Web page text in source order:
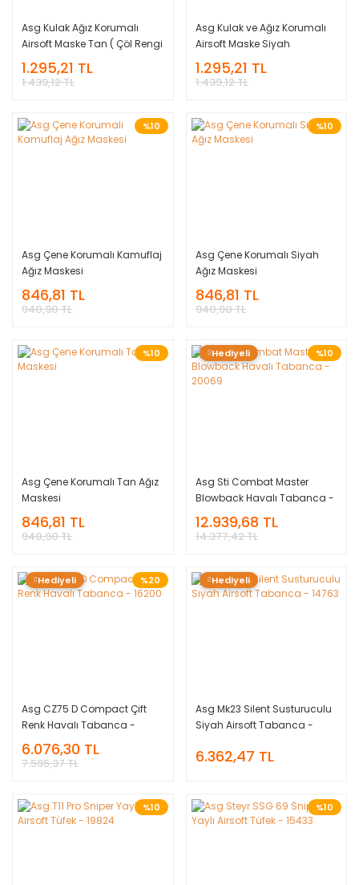
Asg Kulak Ağız Korumalı
Airsoft Maske Tan ( Çöl Rengi
)
1.295,21 TL
1.439,12 TL
Asg Kulak ve Ağız Korumalı
Airsoft Maske Siyah
1.295,21 TL
1.439,12 TL
%10
Asg Çene Korumalı Kamuflaj
Ağız Maskesi
846,81 TL
940,90 TL
%10
Asg Çene Korumalı Siyah
Ağız Maskesi
846,81 TL
940,90 TL
%10
Asg Çene Korumalı Tan Ağız
Maskesi
846,81 TL
940,90 TL
%10
Hediyeli
Asg Sti Combat Master
Blowback Havalı Tabanca -
20069
12.939,68 TL
14.377,42 TL
%20
Hediyeli
Asg CZ75 D Compact Çift
Renk Havalı Tabanca -
16200
6.076,30 TL
7.595,37 TL
Hediyeli
Asg Mk23 Silent Susturuculu
Siyah Airsoft Tabanca -
6.362,47 TL
%10 %10